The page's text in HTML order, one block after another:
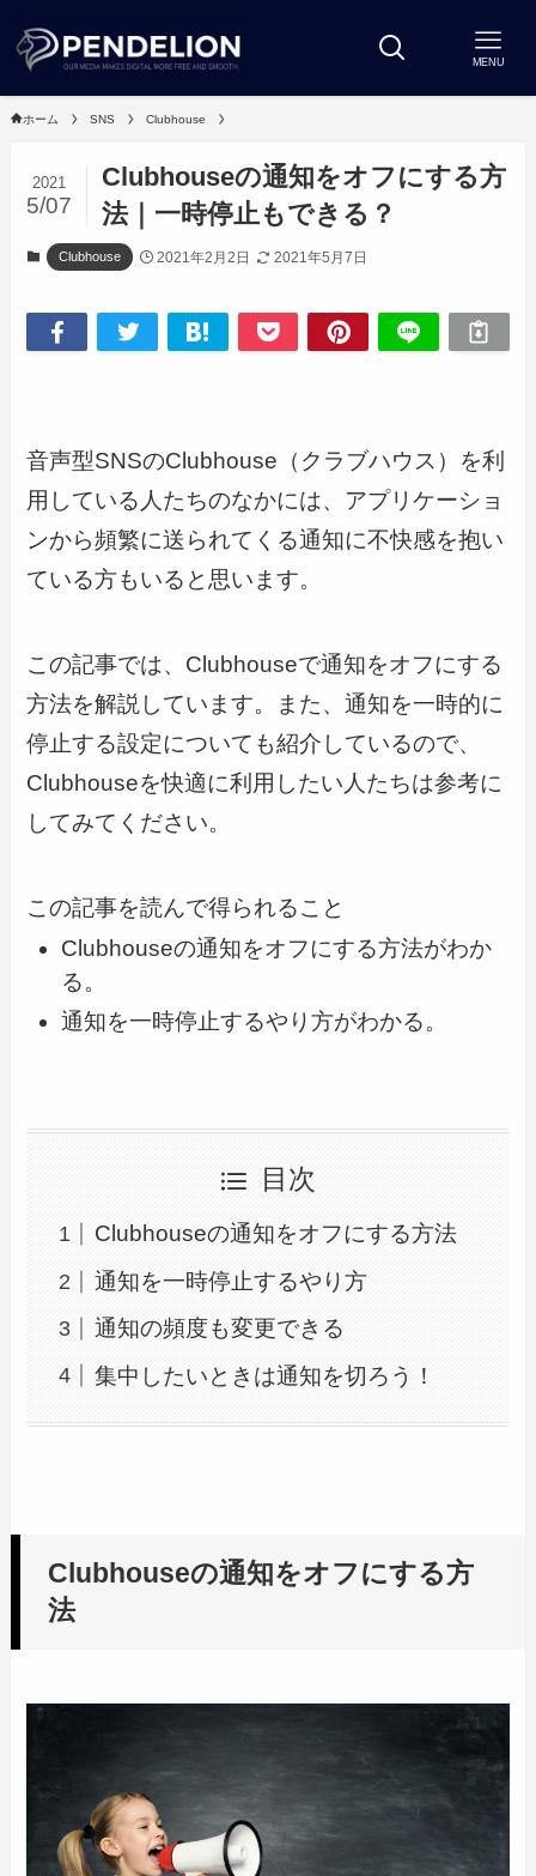
MENU
ホーム SNS Clubhouse
Clubhouseの通知をオフにする方
法｜一時停止もできる？
2021
5/07
Clubhouse 2021年2月2日 2021年5月7日
音声型SNSのClubhouse（クラブハウス）を利
用している人たちのなかには、アプリケーショ
ンから頻繁に送られてくる通知に不快感を抱い
ている方もいると思います。
この記事では、Clubhouseで通知をオフにする
方法を解説しています。また、通知を一時的に
停止する設定についても紹介しているので、
Clubhouseを快適に利用したい人たちは参考に
してみてください。
この記事を読んで得られること
Clubhouseの通知をオフにする方法がわか
る。
通知を一時停止するやり方がわかる。
目次
Clubhouseの通知をオフにする方法
通知を一時停止するやり方
通知の頻度も変更できる
集中したいときは通知を切ろう！
Clubhouseの通知をオフにする方
法